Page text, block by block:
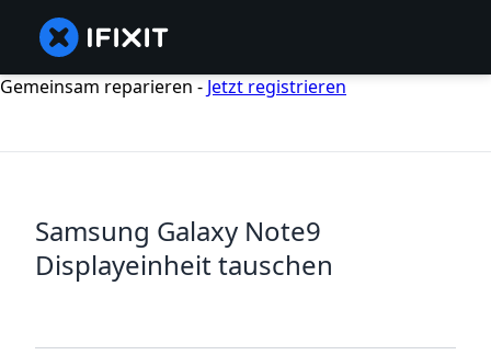
Gemeinsam reparieren - Jetzt registrieren
Samsung Galaxy Note9
Displayeinheit tauschen